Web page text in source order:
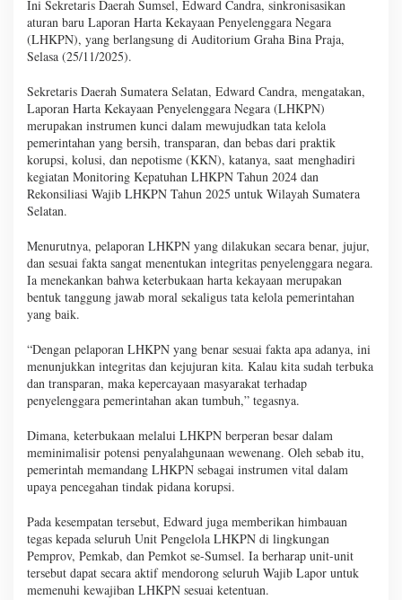
Ini Sekretaris Daerah Sumsel, Edward Candra, sinkronisasikan
aturan baru Laporan Harta Kekayaan Penyelenggara Negara
(LHKPN), yang berlangsung di Auditorium Graha Bina Praja,
Selasa (25/11/2025).
Sekretaris Daerah Sumatera Selatan, Edward Candra, mengatakan,
Laporan Harta Kekayaan Penyelenggara Negara (LHKPN)
merupakan instrumen kunci dalam mewujudkan tata kelola
pemerintahan yang bersih, transparan, dan bebas dari praktik
korupsi, kolusi, dan nepotisme (KKN), katanya, saat menghadiri
kegiatan Monitoring Kepatuhan LHKPN Tahun 2024 dan
Rekonsiliasi Wajib LHKPN Tahun 2025 untuk Wilayah Sumatera
Selatan.
Menurutnya, pelaporan LHKPN yang dilakukan secara benar, jujur,
dan sesuai fakta sangat menentukan integritas penyelenggara negara.
Ia menekankan bahwa keterbukaan harta kekayaan merupakan
bentuk tanggung jawab moral sekaligus tata kelola pemerintahan
yang baik.
“Dengan pelaporan LHKPN yang benar sesuai fakta apa adanya, ini
menunjukkan integritas dan kejujuran kita. Kalau kita sudah terbuka
dan transparan, maka kepercayaan masyarakat terhadap
penyelenggara pemerintahan akan tumbuh,” tegasnya.
Dimana, keterbukaan melalui LHKPN berperan besar dalam
meminimalisir potensi penyalahgunaan wewenang. Oleh sebab itu,
pemerintah memandang LHKPN sebagai instrumen vital dalam
upaya pencegahan tindak pidana korupsi.
Pada kesempatan tersebut, Edward juga memberikan himbauan
tegas kepada seluruh Unit Pengelola LHKPN di lingkungan
Pemprov, Pemkab, dan Pemkot se-Sumsel. Ia berharap unit-unit
tersebut dapat secara aktif mendorong seluruh Wajib Lapor untuk
memenuhi kewajiban LHKPN sesuai ketentuan.